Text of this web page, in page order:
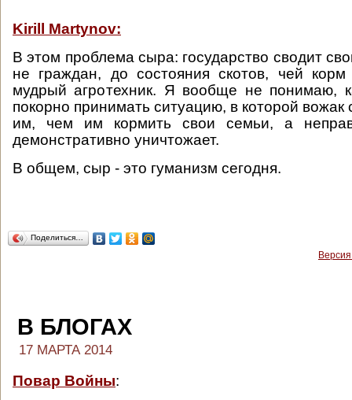
Kirill Martynov:
В этом проблема сыра: государство сводит
не граждан, до состояния скотов, чей корм
мудрый агротехник. Я вообще не понимаю,
покорно принимать ситуацию, в которой вожак
им, чем им кормить свои семьи, а
демонстративно уничтожает.
В общем, сыр - это гуманизм сегодня.
Поделиться…
В БЛОГАХ
17 МАРТА 2014
Повар Войны: